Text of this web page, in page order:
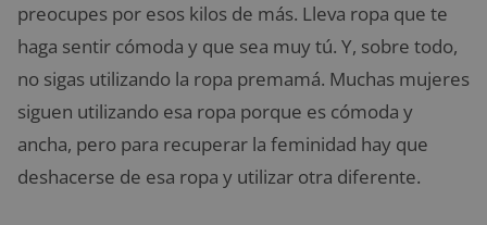
preocupes por esos kilos de más. Lleva ropa que te
haga sentir cómoda y que sea muy tú. Y, sobre todo,
no sigas utilizando la ropa premamá. Muchas mujeres
siguen utilizando esa ropa porque es cómoda y
ancha, pero para recuperar la feminidad hay que
deshacerse de esa ropa y utilizar otra diferente.